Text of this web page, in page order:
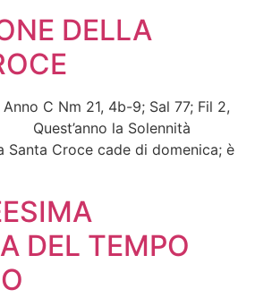
DELLA
C Nm 21, 4b-9; Sal 77; Fil 2,
la Solennità
Santa Croce cade di domenica; è
DEL TEMPO